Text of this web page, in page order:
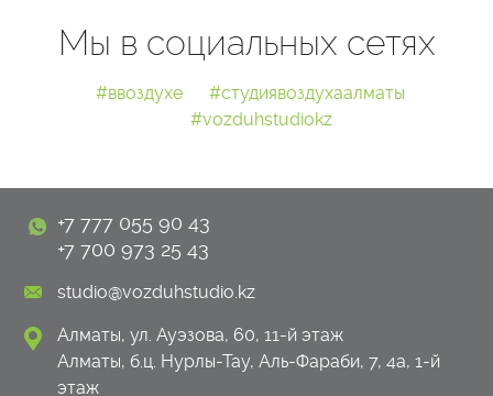
Мы в социальных сетях
#ввоздухе
#студиявоздухаалматы
#vozduhstudiokz
+7 777 055 90 43
+7 700 973 25 43
studio@vozduhstudio.kz
Алматы, ул. Ауэзова, 60, 11-й этаж
Алматы, б.ц. Нурлы-Тау, Аль-Фараби, 7, 4а, 1-й
этаж